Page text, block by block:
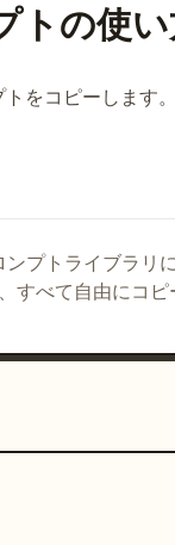
トの使
をコピーします。
プトライブラリ
すべて自由にコピ